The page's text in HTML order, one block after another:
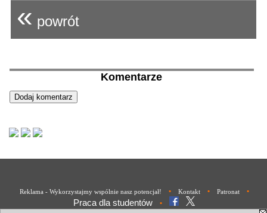
« powrót
Komentarze
Reklama - Wykorzystajmy wspólnie nasz potencjał! • Kontakt • Patronat •
Praca dla studentów •